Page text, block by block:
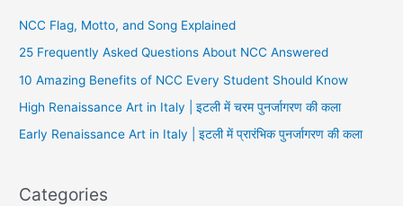
NCC Flag, Motto, and Song Explained
25 Frequently Asked Questions About NCC Answered
10 Amazing Benefits of NCC Every Student Should Know
High Renaissance Art in Italy | इटली में चरम पुनर्जागरण की कला
Early Renaissance Art in Italy | इटली में प्रारंभिक पुनर्जागरण की कला
Categories